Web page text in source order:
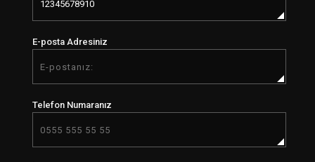
E-posta Adresiniz
Telefon Numaranız